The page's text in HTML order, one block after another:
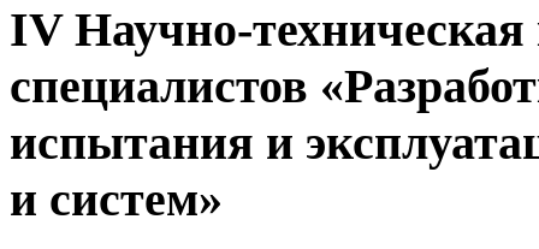
IV Научно-
специалистов
испытания и
и систем»